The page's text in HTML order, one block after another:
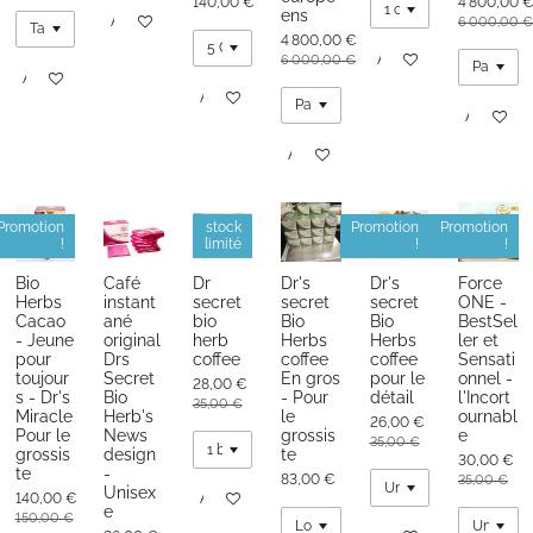
Ajouter au panier
Ajouter au panier
Ajouter au panier
ens
4 800,00 €
6 000,00 €
Ajouter au panier
Ajouter au panier
6 000,00 €
Ajouter
!
Bio
Herbs
Cacao
- Jeune
pour
toujour
s - Dr's
Miracle
Pour le
grossis
te
140,00 €
150,00 €
Café
instant
ané
original
Drs
Secret
Bio
Herb's
News
design
-
Unisex
e
stock
limité
Dr
secret
bio
herb
coffee
28,00 €
35,00 €
Ajouter au panier
Dr's
secret
Bio
Herbs
coffee
En gros
- Pour
le
grossis
te
83,00 €
Promotion
!
Dr's
secret
Bio
Herbs
coffee
pour le
détail
26,00 €
35,00 €
Promotion
!
Force
ONE -
BestSel
ler et
Sensati
onnel -
l'Incort
ournabl
e
30,00 €
35,00 €